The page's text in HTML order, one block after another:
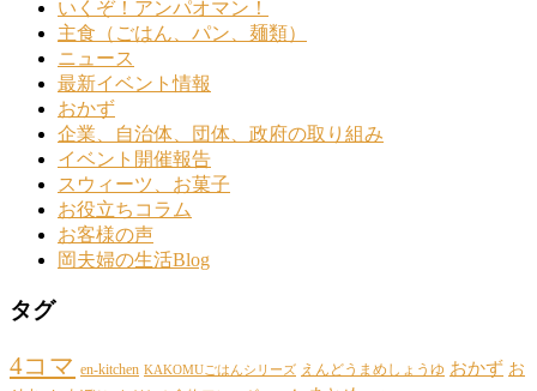
いくぞ！アンパオマン！
主食（ごはん、パン、麺類）
ニュース
最新イベント情報
おかず
企業、自治体、団体、政府の取り組み
イベント開催報告
スウィーツ、お菓子
お役立ちコラム
お客様の声
岡夫婦の生活Blog
タグ
4コマ en-kitchen KAKOMUごはんシリーズ えんどうまめしょうゆ おかず お